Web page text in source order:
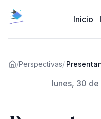
Inicio
/Perspectivas/
Publicado ellunes, 30